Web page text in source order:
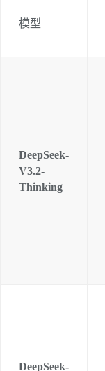
模型
DeepSeek-
V3.2-
Thinking
DeepSeek-